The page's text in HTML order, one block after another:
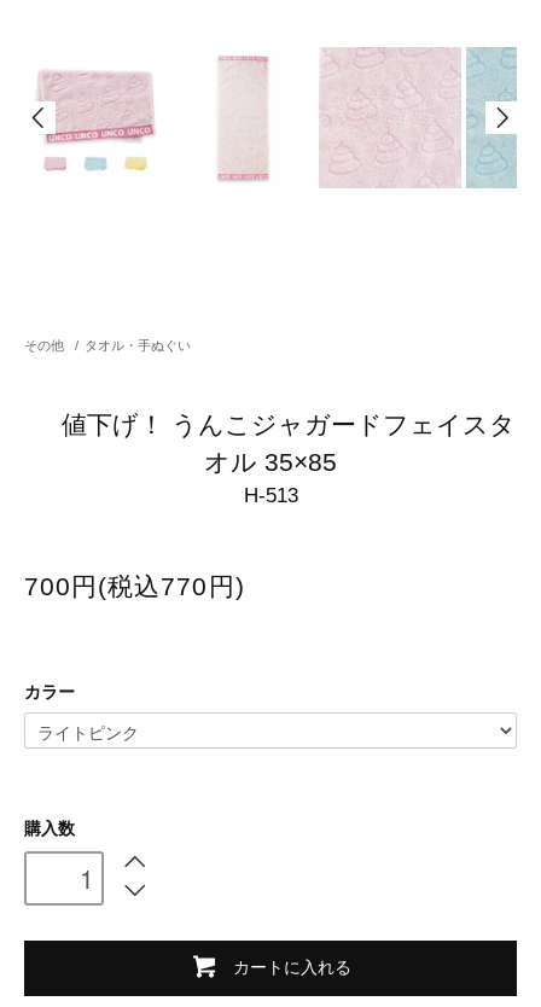
その他 / タオル・手ぬぐい
値下げ！ うんこジャガードフェイスタ
オル 35×85
H-513
700円(税込770円)
カラー
購入数
カートに入れる